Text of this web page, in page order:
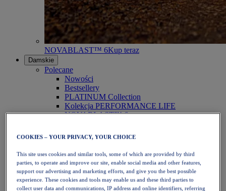
NOVABLAST™ 6Kup teraz
Damskie
Polecane
Nowości
Bestsellery
PLATINUM Collection
Kolekcja PERFORMANCE LIFE
NOVABLAST™ 6
Bieganie
Bieganie w terenie
Tenis
Siatkówka
Piłka ręczna
Padel
Netball
COOKIES – YOUR PRIVACY, YOUR CHOICE
This site uses cookies and similar tools, some of which are provided by third
parties, to operate and improve our site, enable social media and other features,
support our advertising and marketing efforts, and give you the best possible
experience. These cookies and tools may enable us and these third parties to
collect user data and communications, IP address and online identifiers, referring